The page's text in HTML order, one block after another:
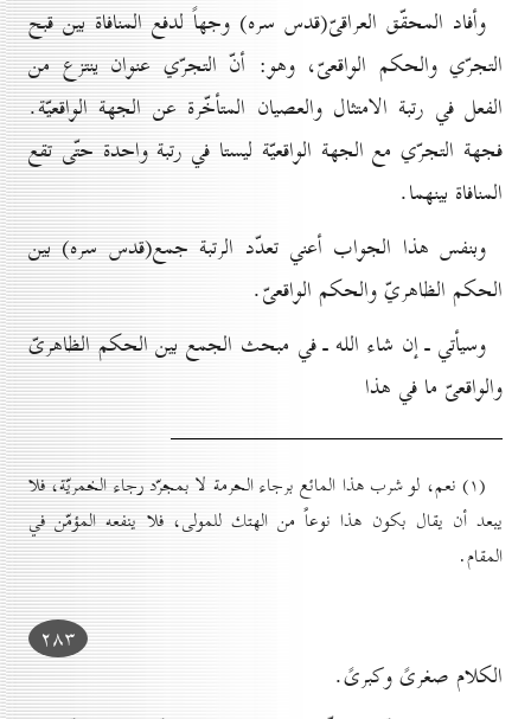
وأفاد المحقّق العراقىّ(قدس سره) وجهاً لدفع المنافاة بين قبح
التجرّي والحكم الواقعىّ، وهو: أنّ التجرّي عنوان ينتزع من
الفعل في رتبة الامتثال والعصيان المتأخّرة عن الجهة الواقعيّة.
فجهة التجرّي مع الجهة الواقعيّة ليستا في رتبة واحدة حتّى تقع
المنافاة بينهما.
وبنفس هذا الجواب أعني تعدّد الرتبة جمع(قدس سره) بين
الحكم الظاهريّ والحكم الواقعىّ.
وسيأتي ـ إن شاء الله ـ في مبحث الجمع بين الحكم الظاهرىّ
والواقعىّ ما في هذا
(۱) نعم، لو شرب هذا المائع برجاء الحرمة لا بمجرّد رجاء الخمريّة، فلا
يبعد أن يقال بكون هذا نوعاً من الهتك للمولى، فلا ينفعه المؤمّن في
المقام.
۲۸۳
الكلام صغرىً وكبرىً.